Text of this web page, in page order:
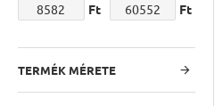
Ft Ft
TERMÉK MÉRETE